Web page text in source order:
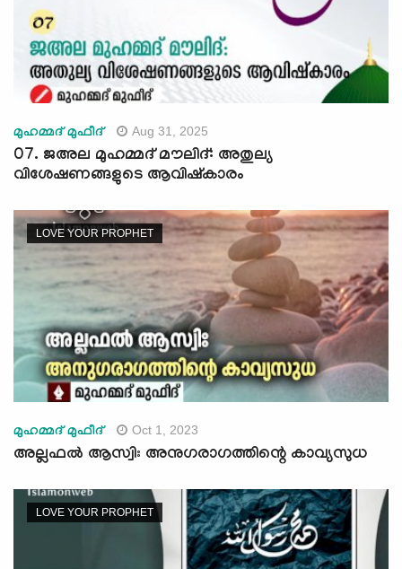
മുഹമ്മദ് മുഫീദ് Aug 31, 2025
07. ജഅല മുഹമ്മദ് മൗലിദ്: അതുല്യ
വിശേഷണങ്ങളുടെ ആവിഷ്കാരം
LOVE YOUR PROPHET
മുഹമ്മദ് മുഫീദ് Oct 1, 2023
അല്ലഫൽ ആസ്വിഃ അനുഗരാഗത്തിന്റെ കാവ്യസുധ
LOVE YOUR PROPHET